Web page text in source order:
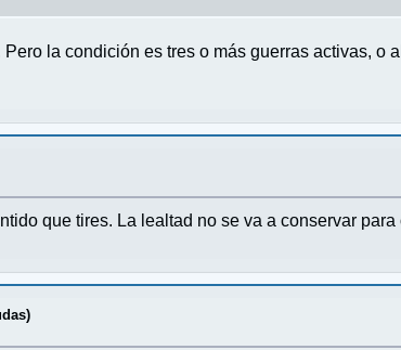
la condición es tres o más guerras activas, o
que tires. La lealtad no se va a conservar para